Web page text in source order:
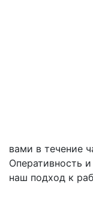
вами в течение
Оперативность
наш подход к